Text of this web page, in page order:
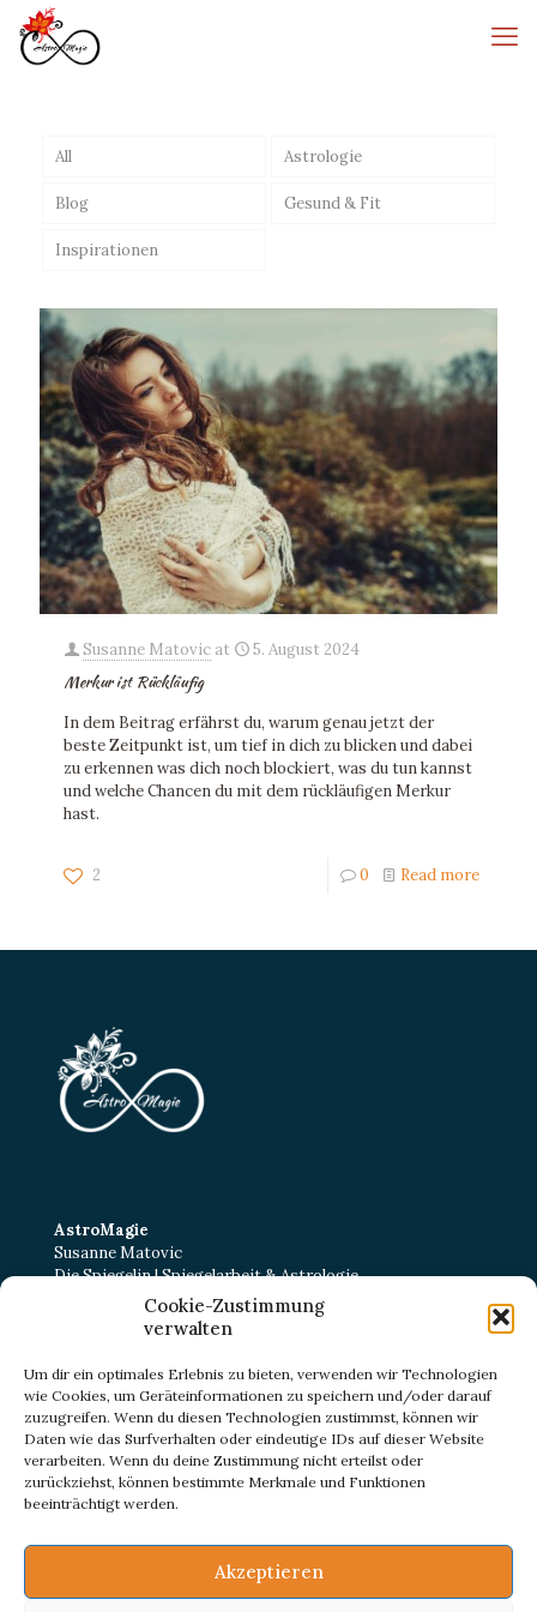
Cookie-Zustimmung
verwalten
Um dir ein optimales Erlebnis zu bieten, verwenden wir Technologien
wie Cookies, um Geräteinformationen zu speichern und/oder darauf
zuzugreifen. Wenn du diesen Technologien zustimmst, können wir
Daten wie das Surfverhalten oder eindeutige IDs auf dieser Website
verarbeiten. Wenn du deine Zustimmung nicht erteilst oder
zurückziehst, können bestimmte Merkmale und Funktionen
beeinträchtigt werden.
Akzeptieren
All Astrologie
Blog Gesund & Fit
Inspirationen
Susanne Matovic at 5. August 2024
Merkur ist Rückläufig
In dem Beitrag erfährst du, warum genau jetzt der
beste Zeitpunkt ist, um tief in dich zu blicken und dabei
zu erkennen was dich noch blockiert, was du tun kannst
und welche Chancen du mit dem rückläufigen Merkur
hast.
2 0 Read more
AstroMagie
Susanne Matovic
Die Spiegelin | Spiegelarbeit & Astrologie
Kurt-Schumacher-Straße 22
38102 Braunschweig
IMPRESSUM
DATENSCHUTZ
ZERTIFIKATE